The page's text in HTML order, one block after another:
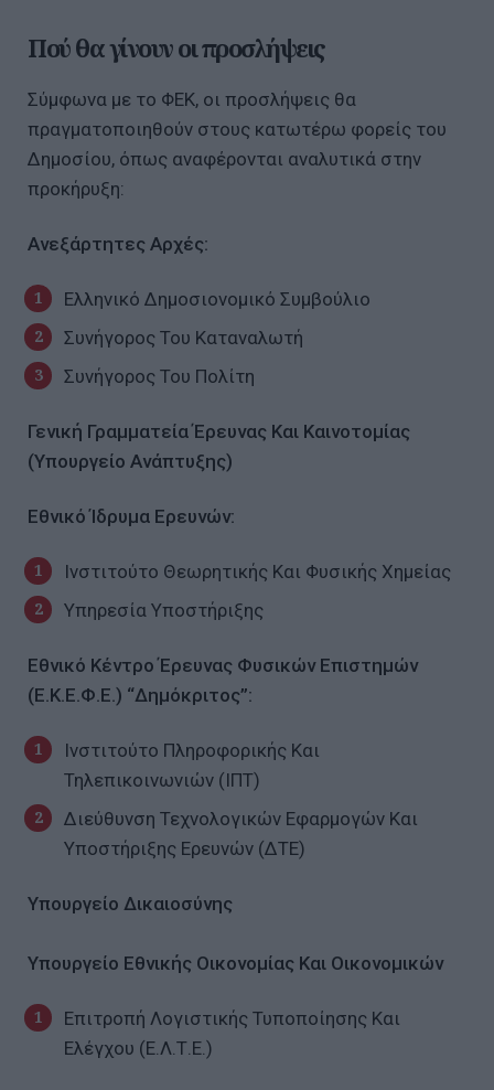
Πού θα γίνουν οι προσλήψεις
Σύμφωνα με το ΦΕΚ, οι προσλήψεις θα
πραγματοποιηθούν στους κατωτέρω φορείς του
Δημοσίου, όπως αναφέρονται αναλυτικά στην
προκήρυξη:
Ανεξάρτητες Αρχές:
Ελληνικό Δημοσιονομικό Συμβούλιο
Συνήγορος Του Καταναλωτή
Συνήγορος Του Πολίτη
Γενική Γραμματεία Έρευνας Και Καινοτομίας
(Υπουργείο Ανάπτυξης)
Εθνικό Ίδρυμα Ερευνών:
Ινστιτούτο Θεωρητικής Και Φυσικής Χημείας
Υπηρεσία Υποστήριξης
Εθνικό Κέντρο Έρευνας Φυσικών Επιστημών
(Ε.Κ.Ε.Φ.Ε.) “Δημόκριτος”:
Ινστιτούτο Πληροφορικής Και
Τηλεπικοινωνιών (ΙΠΤ)
Διεύθυνση Τεχνολογικών Εφαρμογών Και
Υποστήριξης Ερευνών (ΔΤΕ)
Υπουργείο Δικαιοσύνης
Υπουργείο Εθνικής Οικονομίας Και Οικονομικών
Επιτροπή Λογιστικής Τυποποίησης Και
Ελέγχου (Ε.Λ.Τ.Ε.)